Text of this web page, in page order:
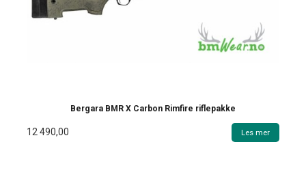
Bergara BMR X Carbon Rimfire riflepakke
12 490,00 Les mer